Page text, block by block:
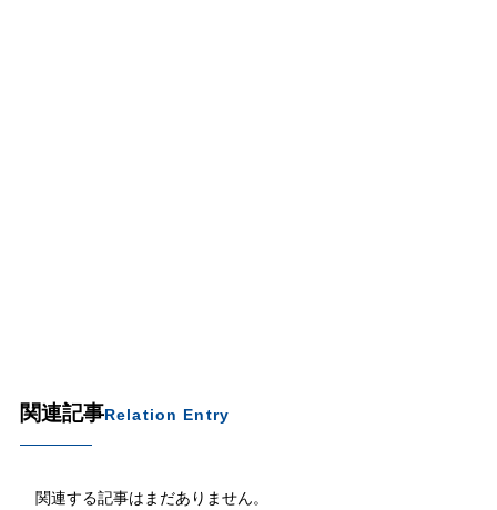
関連記事Relation Entry
関連する記事はまだありません。